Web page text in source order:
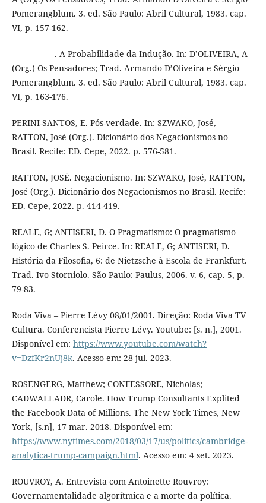
Pomerangblum. 3. ed. São Paulo: Abril Cultural, 1983. cap.
VI, p. 157-162.
____________. A Probabilidade da Indução. In: D’OLIVEIRA, A
(Org.) Os Pensadores; Trad. Armando D’Oliveira e Sérgio
Pomerangblum. 3. ed. São Paulo: Abril Cultural, 1983. cap.
VI, p. 163-176.
PERINI-SANTOS, E. Pós-verdade. In: SZWAKO, José,
RATTON, José (Org.). Dicionário dos Negacionismos no
Brasil. Recife: ED. Cepe, 2022. p. 576-581.
RATTON, JOSÉ. Negacionismo. In: SZWAKO, José, RATTON,
José (Org.). Dicionário dos Negacionismos no Brasil. Recife:
ED. Cepe, 2022. p. 414-419.
REALE, G; ANTISERI, D. O Pragmatismo: O pragmatismo
lógico de Charles S. Peirce. In: REALE, G; ANTISERI, D.
História da Filosofia, 6: de Nietzsche à Escola de Frankfurt.
Trad. Ivo Storniolo. São Paulo: Paulus, 2006. v. 6, cap. 5, p.
79-83.
Roda Viva – Pierre Lévy 08/01/2001. Direção: Roda Viva TV
Cultura. Conferencista Pierre Lévy. Youtube: [s. n.], 2001.
Disponível em: https://www.youtube.com/watch?
v=DzfKr2nUj8k. Acesso em: 28 jul. 2023.
ROSENGERG, Matthew; CONFESSORE, Nicholas;
CADWALLADR, Carole. How Trump Consultants Explited
the Facebook Data of Millions. The New York Times, New
York, [s.n], 17 mar. 2018. Disponível em:
https://www.nytimes.com/2018/03/17/us/politics/cambridge-
analytica-trump-campaign.html. Acesso em: 4 set. 2023.
ROUVROY, A. Entrevista com Antoinette Rouvroy:
Governamentalidade algorítmica e a morte da política.